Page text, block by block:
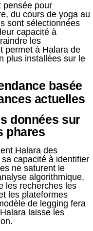
pensée pour
du cours de yoga au
sont sélectionnées
capacité à
les
permet à Halara de
plus installées sur le
basée
actuelles
données sur
phares
Halara des
capacité à identifier
ne saturent le
algorithmique,
les recherches les
les plateformes
de legging fera
laisse les